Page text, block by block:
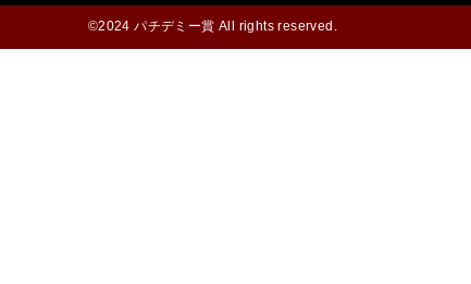
©2024 パチデミー賞 All rights reserved.